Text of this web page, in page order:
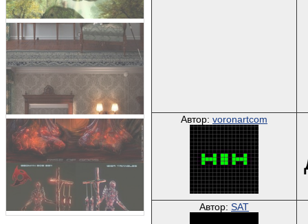
Автор: voronartcom
Автор: SAT